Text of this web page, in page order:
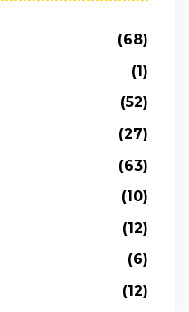
(68)
(1)
(52)
(27)
(63)
(10)
(12)
(6)
(12)